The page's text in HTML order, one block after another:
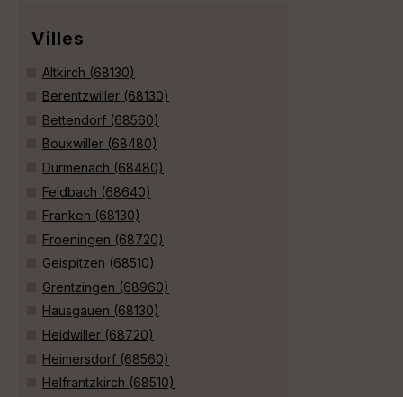
Villes
Altkirch (68130)
Berentzwiller (68130)
Bettendorf (68560)
Bouxwiller (68480)
Durmenach (68480)
Feldbach (68640)
Franken (68130)
Froeningen (68720)
Geispitzen (68510)
Grentzingen (68960)
Hausgauen (68130)
Heidwiller (68720)
Heimersdorf (68560)
Helfrantzkirch (68510)